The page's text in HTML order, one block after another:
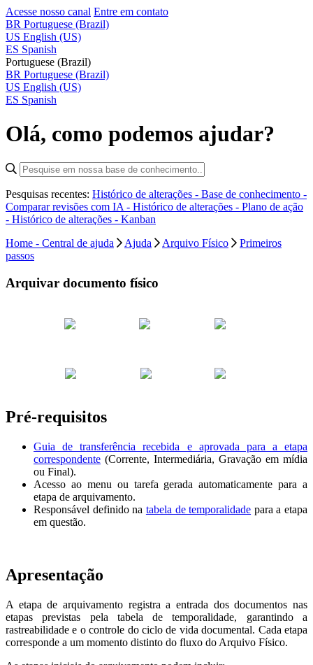
Acesse nosso canal Entre em contato
BR Portuguese (Brazil)
US English (US)
ES Spanish
Portuguese (Brazil)
BR Portuguese (Brazil)
US English (US)
ES Spanish
Olá, como podemos ajudar?
Pesquisas recentes: Histórico de alterações - Base de conhecimento -
Comparar revisões com IA - Histórico de alterações - Plano de ação
- Histórico de alterações - Kanban
Home - Central de ajuda
Ajuda Arquivo Físico
Primeiros
passos
Arquivar documento físico
Pré-requisitos
Guia de transferência recebida e aprovada para a etapa
correspondente (Corrente, Intermediária, Gravação em mídia
ou Final).
Acesso ao menu ou tarefa gerada automaticamente para a
etapa de arquivamento.
Responsável definido na tabela de temporalidade para a etapa
em questão.
Apresentação
A etapa de arquivamento registra a entrada dos documentos nas
etapas previstas pela tabela de temporalidade, garantindo a
rastreabilidade e o controle do ciclo de vida documental. Cada etapa
corresponde a um momento distinto do fluxo do Arquivo Físico.